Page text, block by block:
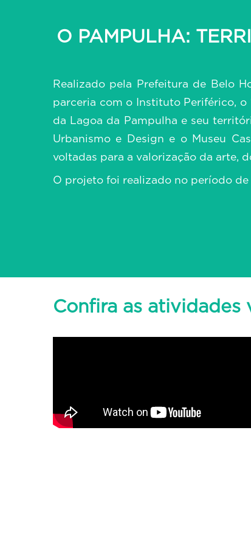
O PAMPULHA:
Realizado pela Prefeitura de Belo
parceria com o Instituto Periférico, o
da Lagoa da Pampulha e seu
Urbanismo e Design e o Museu
voltadas para a valorização da arte,
O projeto foi realizado no período
Confira as